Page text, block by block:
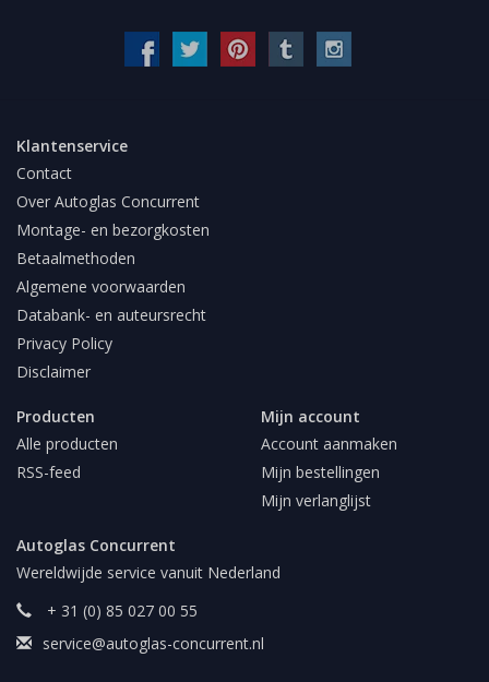
Klantenservice
Contact
Over Autoglas Concurrent
Montage- en bezorgkosten
Betaalmethoden
Algemene voorwaarden
Databank- en auteursrecht
Privacy Policy
Disclaimer
Producten
Alle producten
RSS-feed
Mijn account
Account aanmaken
Mijn bestellingen
Mijn verlanglijst
Autoglas Concurrent
Wereldwijde service vanuit Nederland
+ 31 (0) 85 027 00 55
service@autoglas-concurrent.nl